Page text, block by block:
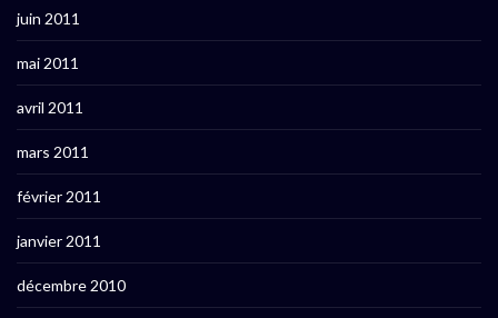
juin 2011
mai 2011
avril 2011
mars 2011
février 2011
janvier 2011
décembre 2010